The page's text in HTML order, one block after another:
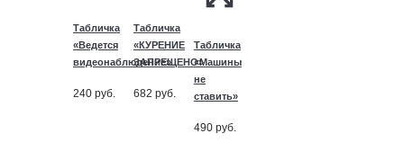
Табличка
«Ведется
видеонаблюдение»
240 руб.
Табличка
«КУРЕНИЕ
ЗАПРЕЩЕНО»
682 руб.
Табличка
«Машины
не
ставить»
490руб.